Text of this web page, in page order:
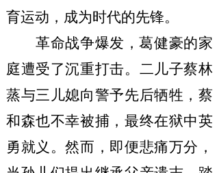
育运动，成为时代的先锋。
革命战争爆发，葛健豪的家
庭遭受了沉重打击。二儿子蔡林
蒸与三儿媳向警予先后牺牲，蔡
和森也不幸被捕，最终在狱中英
勇就义。然而，即便悲痛万分，